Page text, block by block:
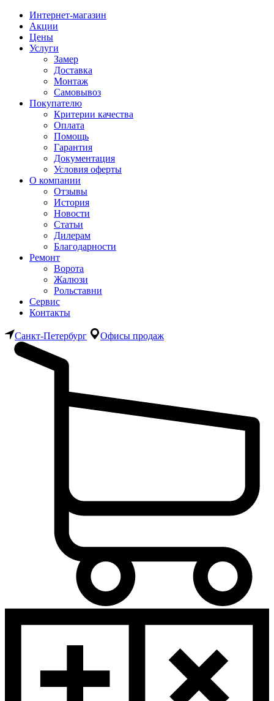
Интернет-магазин
Акции
Цены
Услуги
Замер
Доставка
Монтаж
Самовывоз
Покупателю
Критерии качества
Оплата
Помощь
Гарантия
Документация
Условия оферты
О компании
Отзывы
История
Новости
Статьи
Дилерам
Благодарности
Ремонт
Ворота
Жалюзи
Рольставни
Сервис
Контакты
Санкт-Петербург Офисы продаж